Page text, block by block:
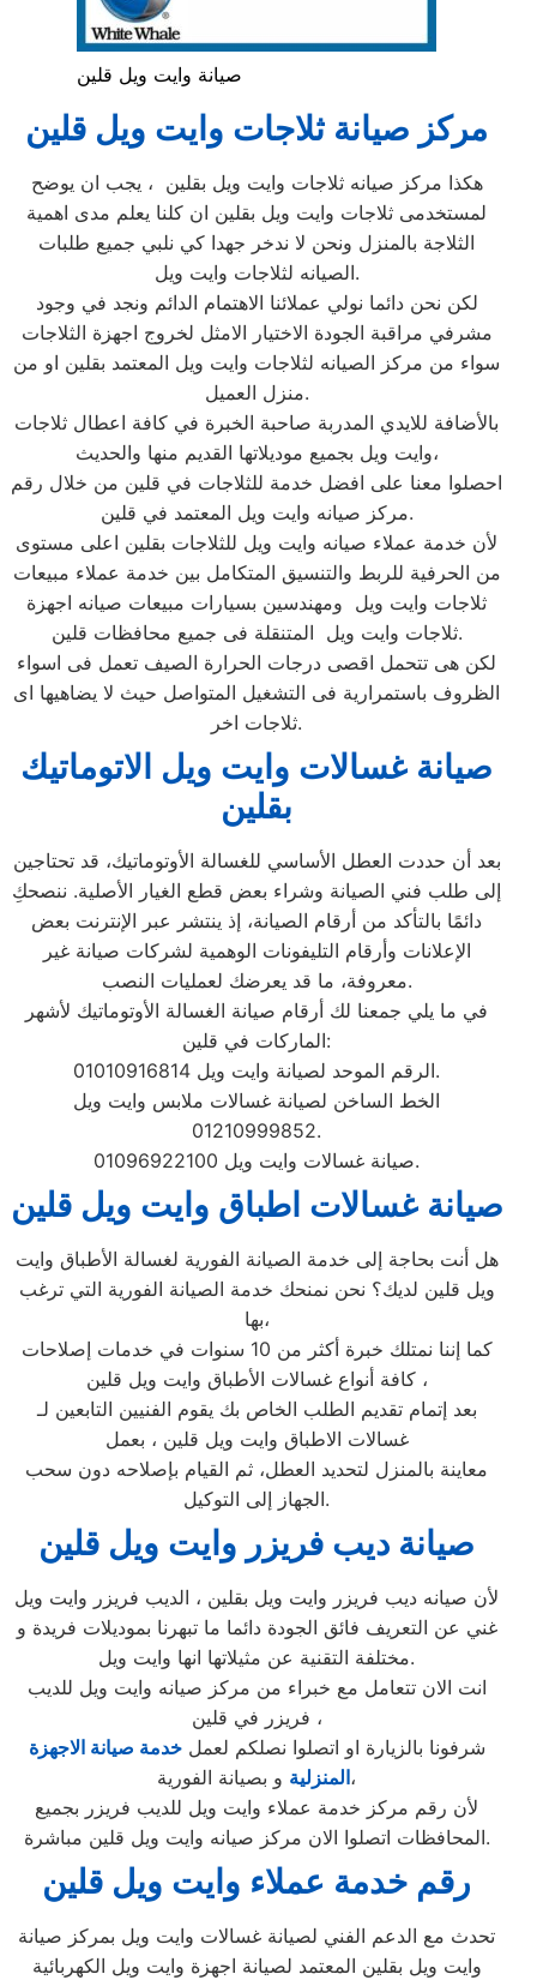
صيانة وايت ويل قلين
مركز صيانة ثلاجات وايت ويل قلين
هكذا مركز صيانه ثلاجات وايت ويل بقلين ، يجب ان يوضح
لمستخدمى ثلاجات وايت ويل بقلين ان كلنا يعلم مدى اهمية
الثلاجة بالمنزل ونحن لا ندخر جهدا كي نلبي جميع طلبات
الصيانه لثلاجات وايت ويل.
لكن نحن دائما نولي عملائنا الاهتمام الدائم ونجد في وجود
مشرفي مراقبة الجودة الاختيار الامثل لخروج اجهزة الثلاجات
سواء من مركز الصيانه لثلاجات وايت ويل المعتمد بقلين او من
منزل العميل.
بالأضافة للايدي المدربة صاحبة الخبرة في كافة اعطال ثلاجات
وايت ويل بجميع موديلاتها القديم منها والحديث،
احصلوا معنا على افضل خدمة للثلاجات في قلين من خلال رقم
مركز صيانه وايت ويل المعتمد في قلين.
لأن خدمة عملاء صيانه وايت ويل للثلاجات بقلين اعلى مستوى
من الحرفية للربط والتنسيق المتكامل بين خدمة عملاء مبيعات
ثلاجات وايت ويل ومهندسين بسيارات مبيعات صيانه اجهزة
ثلاجات وايت ويل المتنقلة فى جميع محافظات قلين.
لكن هى تتحمل اقصى درجات الحرارة الصيف تعمل فى اسواء
الظروف باستمرارية فى التشغيل المتواصل حيث لا يضاهيها اى
ثلاجات اخر.
صيانة غسالات وايت ويل الاتوماتيك
بقلين
بعد أن حددت العطل الأساسي للغسالة الأوتوماتيك، قد تحتاجين
إلى طلب فني الصيانة وشراء بعض قطع الغيار الأصلية. ننصحكِ
دائمًا بالتأكد من أرقام الصيانة، إذ ينتشر عبر الإنترنت بعض
الإعلانات وأرقام التليفونات الوهمية لشركات صيانة غير
معروفة، ما قد يعرضك لعمليات النصب.
في ما يلي جمعنا لك أرقام صيانة الغسالة الأوتوماتيك لأشهر
الماركات في قلين:
الرقم الموحد لصيانة وايت ويل 01010916814.
الخط الساخن لصيانة غسالات ملابس وايت ويل
01210999852.
صيانة غسالات وايت ويل 01096922100.
صيانة غسالات اطباق وايت ويل قلين
هل أنت بحاجة إلى خدمة الصيانة الفورية لغسالة الأطباق وايت
ويل قلين لديك؟ نحن نمنحك خدمة الصيانة الفورية التي ترغب
بها،
كما إننا نمتلك خبرة أكثر من 10 سنوات في خدمات إصلاحات
كافة أنواع غسالات الأطباق وايت ويل قلين ،
بعد إتمام تقديم الطلب الخاص بك يقوم الفنيين التابعين لـ
غسالات الاطباق وايت ويل قلين ، بعمل
معاينة بالمنزل لتحديد العطل، ثم القيام بإصلاحه دون سحب
الجهاز إلى التوكيل.
صيانة ديب فريزر وايت ويل قلين
لأن صيانه ديب فريزر وايت ويل بقلين ، الديب فريزر وايت ويل
غني عن التعريف فائق الجودة دائما ما تبهرنا بموديلات فريدة و
مختلفة التقنية عن مثيلاتها انها وايت ويل.
انت الان تتعامل مع خبراء من مركز صيانه وايت ويل للديب
فريزر في قلين ،
شرفونا بالزيارة او اتصلوا نصلكم لعملخدمة صيانة الاجهزة
المنزليةو بصيانة الفورية،
لأن رقم مركز خدمة عملاء وايت ويل للديب فريزر بجميع
المحافظات اتصلوا الان مركز صيانه وايت ويل قلين مباشرة.
رقم خدمة عملاء وايت ويل قلين
تحدث مع الدعم الفني لصيانة غسالات وايت ويل بمركز صيانة
وايت ويل بقلين المعتمد لصيانة اجهزة وايت ويل الكهربائية